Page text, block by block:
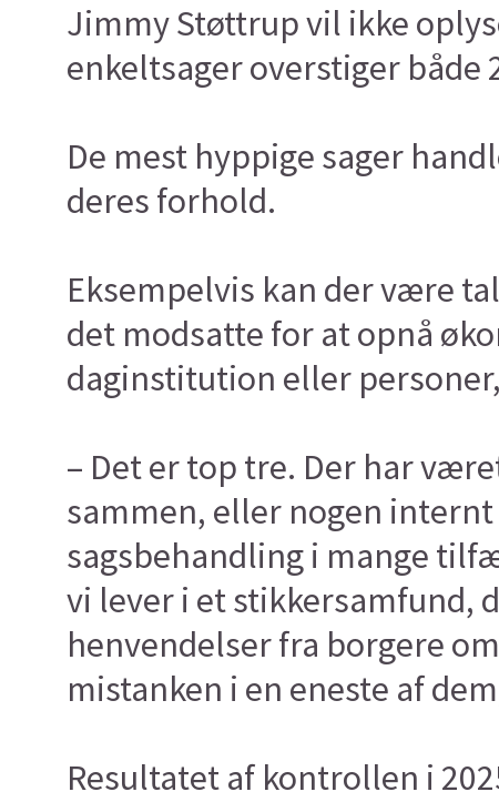
Jimmy Støttrup vil ikke
enkeltsager overstiger både
De mest hyppige sager
deres forhold.
Eksempelvis kan der være
det modsatte for at opnå
daginstitution eller
– Det er top tre. Der har
sammen, eller nogen
sagsbehandling i mange
vi lever i et stikkersamfund,
henvendelser fra borgere
mistanken i en eneste af
Resultatet af kontrollen i